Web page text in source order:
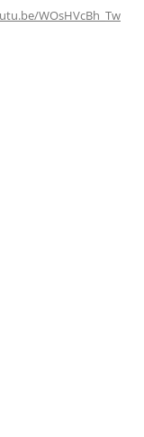
WOsHVcBh_Tw